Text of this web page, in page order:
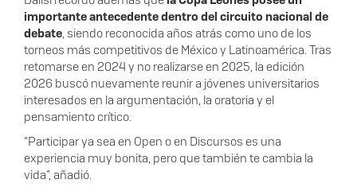
importante antecedente dentro del circuito nacional de
debate, siendo reconocida años atrás como uno de los
torneos más competitivos de México y Latinoamérica. Tras
retomarse en 2024 y no realizarse en 2025, la edición
2026 buscó nuevamente reunir a jóvenes universitarios
interesados en la argumentación, la oratoria y el
pensamiento crítico.
“Participar ya sea en Open o en Discursos es una
experiencia muy bonita, pero que también te cambia la
vida”, añadió.